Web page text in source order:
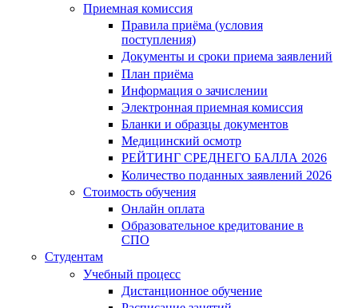
Приемная комиссия
Правила приёма (условия
поступления)
Документы и сроки приема заявлений
План приёма
Информация о зачислении
Электронная приемная комиссия
Бланки и образцы документов
Медицинский осмотр
РЕЙТИНГ СРЕДНЕГО БАЛЛА 2026
Количество поданных заявлений 2026
Стоимость обучения
Онлайн оплата
Образовательное кредитование в
СПО
Студентам
Учебный процесс
Дистанционное обучение